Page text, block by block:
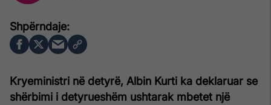
Kryeministri në detyrë, Albin Kurti ka deklaruar se
shërbimi i detyrueshëm ushtarak mbetet një